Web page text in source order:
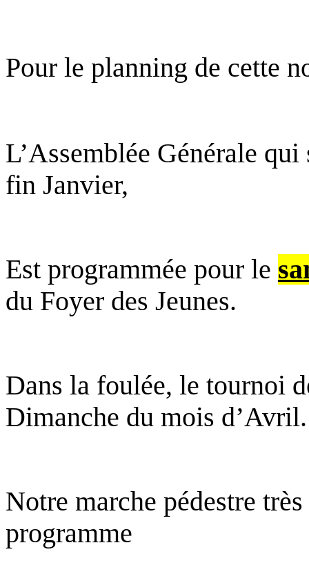
Pour le planning de cette
L’Assemblée Générale
fin Janvier,
Est programmée pour le
du Foyer des Jeunes.
Dans la foulée, le tournoi
Dimanche du mois d’Avril.
Notre marche pédestre
programme